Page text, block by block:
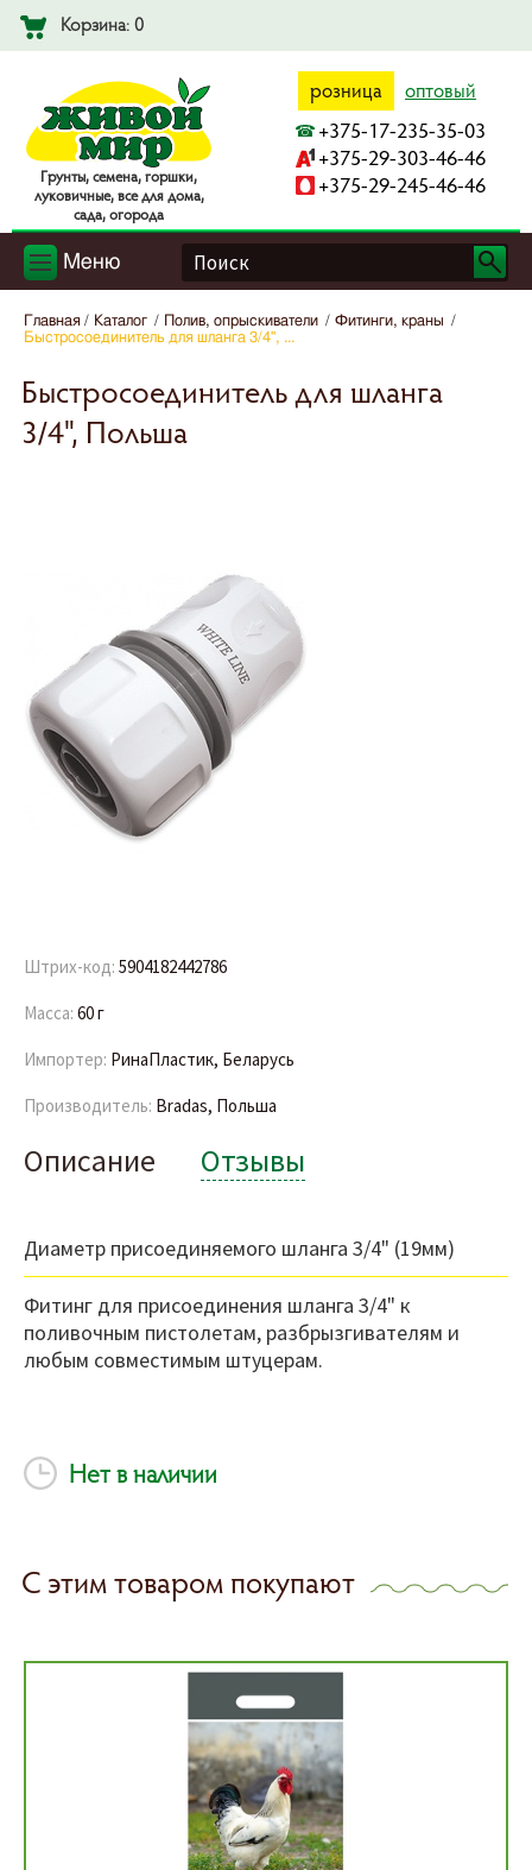
Корзина: 0
Гpyнты, ceмeнa, гopшки,
лyкoвичныe, вce для дoмa,
caдa, oгopoдa
розница оптовый
+375-17-235-35-03
+375-29-303-46-46
+375-29-245-46-46
Меню
Главная Каталог Полив, опрыскиватели
Фитинги, краны
Быстросоединитель для шланга 3/4", ...
Быстросоединитель для шланга
3/4", Польша
Штрих-код: 5904182442786
Масса: 60 г
Импортер: РинаПластик, Беларусь
Производитель: Bradas, Польша
Описание Отзывы
Диаметр присоединяемого шланга 3/4" (19мм)
Фитинг для присоединения шланга 3/4" к
поливочным пистолетам, разбрызгивателям и
любым совместимым штуцерам.
Нет в наличии
С этим товаром покупают